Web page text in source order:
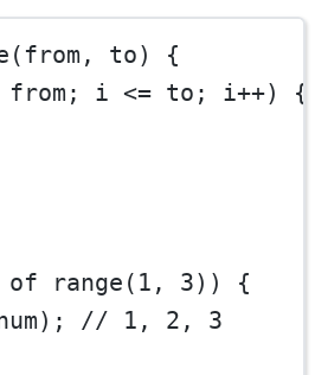
( from , to) {
i <= to; i++) {
of range ( 1 , 3)) {
// 1, 2, 3